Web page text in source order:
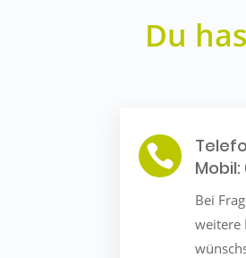
Du

Mobil:
Bei
weitere